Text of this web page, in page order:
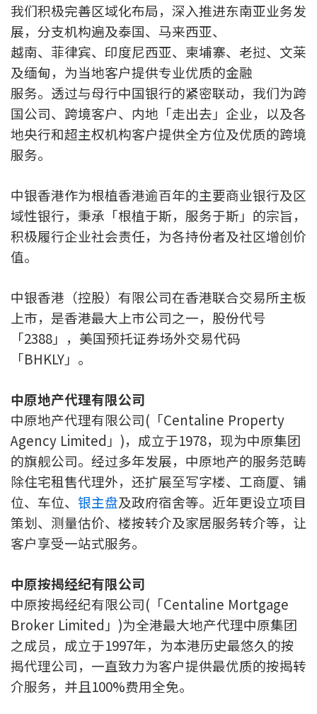
我们积极完善区域化布局，深入推进东南亚业务发
展，分支机构遍及泰国、马来西亚、
越南、菲律宾、印度尼西亚、柬埔寨、老挝、文莱
及缅甸，为当地客户提供专业优质的金融
服务。透过与母行中国银行的紧密联动，我们为跨
国公司、跨境客户、内地「走出去」企业，以及各
地央行和超主权机构客户提供全方位及优质的跨境
服务。
中银香港作为根植香港逾百年的主要商业银行及区
域性银行，秉承「根植于斯，服务于斯」的宗旨，
积极履行企业社会责任，为各持份者及社区增创价
值。
中银香港（控股）有限公司在香港联合交易所主板
上市，是香港最大上市公司之一，股份代号
「2388」，美国预托证券场外交易代码
「BHKLY」。
中原地产代理有限公司
中原地产代理有限公司(「Centaline Property
Agency Limited」)，成立于1978，现为中原集团
的旗舰公司。经过多年发展，中原地产的服务范畴
除住宅租售代理外，还扩展至写字楼、工商厦、铺
位、车位、 银主盘及政府宿舍等。近年更设立项目
策划、测量估价、楼按转介及家居服务转介等，让
客户享受一站式服务。
中原按揭经纪有限公司
中原按揭经纪有限公司(「Centaline Mortgage
Broker Limited」)为全港最大地产代理中原集团
之成员，成立于1997年，为本港历史最悠久的按
揭代理公司，一直致力为客户提供最优质的按揭转
介服务，并且100%费用全免。